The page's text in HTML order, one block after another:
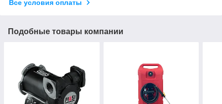
Все условия оплаты
Подобные товары компании